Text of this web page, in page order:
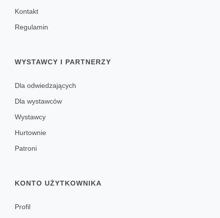
Kontakt
Regulamin
WYSTAWCY I PARTNERZY
Dla odwiedzających
Dla wystawców
Wystawcy
Hurtownie
Patroni
KONTO UŻYTKOWNIKA
Profil